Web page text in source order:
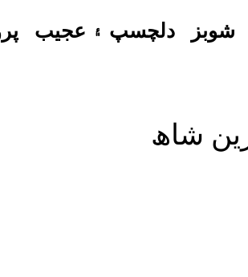
شوبز دلچسپ ۽ عجيب
شاھ